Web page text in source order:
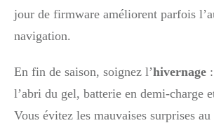
jour de firmware améliorent parfois
navigation.
En fin de saison, soignez l’hivernage
l’abri du gel, batterie en demi-charge
Vous évitez les mauvaises surprises au